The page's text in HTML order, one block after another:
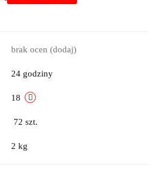
brak ocen (dodaj)
24 godziny
18
72 szt.
2 kg